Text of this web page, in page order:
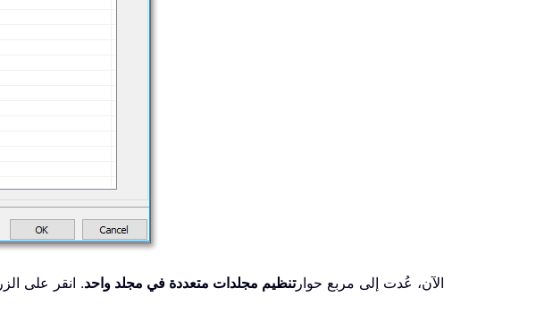
الآن، عُدت إلى مربع حوارتنظيم مجلدات متعددة في مجلد واحد. انقر على الزر